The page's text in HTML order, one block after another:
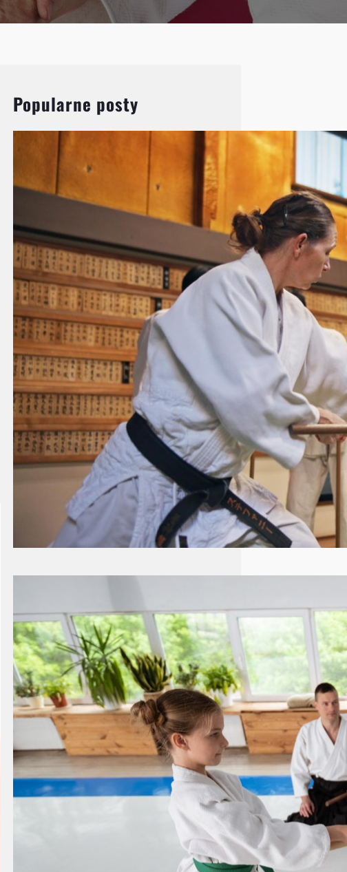
Popularne posty
Aikido: Wprowadzenie do
japońskiej sztuki walki i jej
filozofii
Aikido, choć mniej znane niż
karate czy judo, jest jedną z
najbardziej fascynujących
japońskich sztuk walki.
Charakteryzuje się unikalnym
połączeniem technik obronnych
i filozofii skupiającej…
kompleksowy przewodnik po
szkołach i korzyściach z treningów
Aikido, japońska sztuka walki
znana z używania technik
obronnych, które pozwalają
pokonać przeciwnika bez
wyrządzania mu krzywdy,
zdobywa coraz większą
popularność również wśród
najmłodszych. Łódź,…